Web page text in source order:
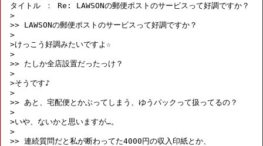
タイトル ： Re: LAWSONの郵便ポストのサービスって好調ですか？
>
>> LAWSONの郵便ポストのサービスって好調ですか？
>
>けっこう好調みたいですよ☆
>
>> たしか全店設置だったっけ？
>
>そうです♪
>
>> あと、宅配便とかぶってしまう、ゆうパックって扱ってるの？
>
>いや、ないかと思いますが…。
>
>> 連続質問だと私が断わってた4000円の収入印紙とか、